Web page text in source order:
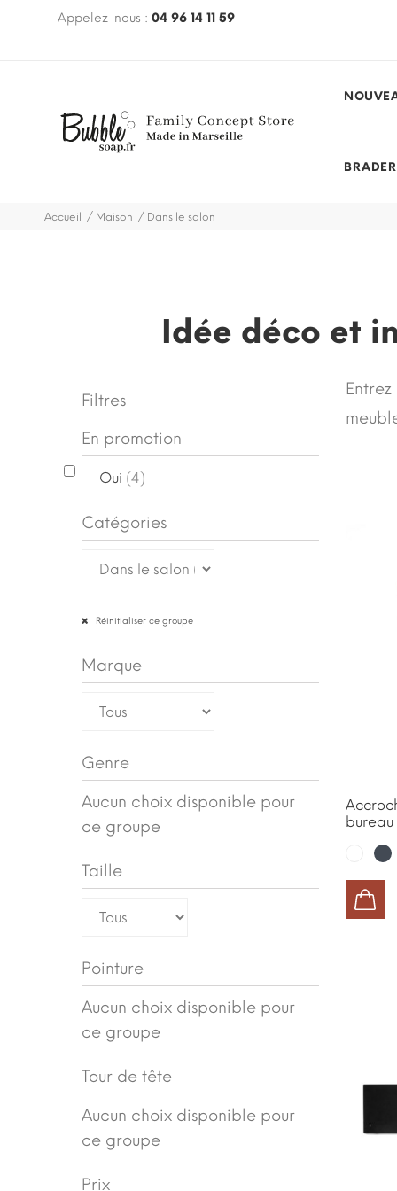
Appelez-nous : 04 96 14 11 59
avec le code BUBBLEFREE(hors mobilier, hors
Accueil Maison Dans le salon
Filtres
En promotion
Oui (4)
Catégories
Réinitialiser ce groupe
Marque
Genre
Aucun choix disponible pour
ce groupe
Taille
Pointure
Aucun choix disponible pour
ce groupe
Tour de tête
Aucun choix disponible pour
ce groupe
Prix
Idée déco et
Blanc